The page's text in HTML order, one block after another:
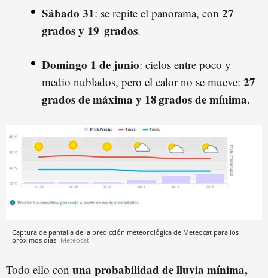
Sábado 31: se repite el panorama, con 27
grados y 19 grados.
Domingo 1 de junio: cielos entre poco y
medio nublados, pero el calor no se mueve: 27
grados de máxima y 18 grados de mínima.
Captura de pantalla de la predicción meteorológica de Meteocat para los
próximos días Meteocat
Todo ello con una probabilidad de lluvia mínima,